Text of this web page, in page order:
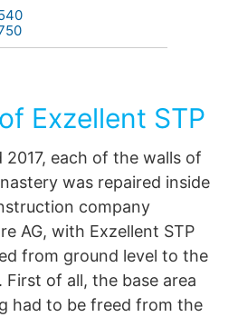
Exzellent STP
2017, each of the walls of
was repaired inside
company
AG, with Exzellent STP
from ground level to the
of all, the base area
had to be freed from the
nariadenia o ochrane
žiadne osobné údaje.
iným prijímateľom.
so spracovaním údajov
niektorých procesov je
súhlasom. Súhlas, ktorý
odvolať. Stačí ak nám
oznámenie prostredníctvom e-